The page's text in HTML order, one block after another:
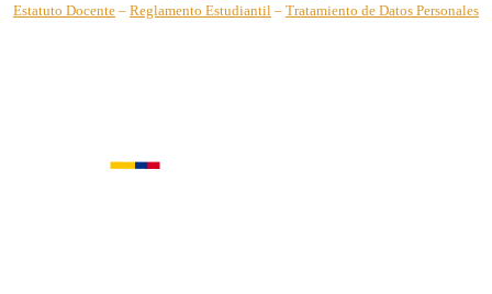
Estatuto Docente – Reglamento Estudiantil – Tratamiento de Datos Personales